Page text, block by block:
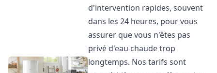
d'intervention rapides, souvent
dans les 24 heures, pour vous
assurer que vous n'êtes pas
privé d'eau chaude trop
longtemps. Nos tarifs sont